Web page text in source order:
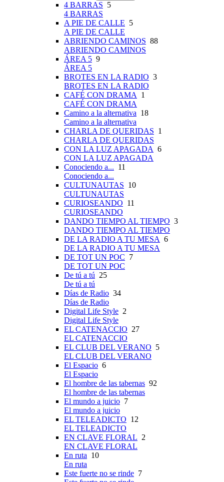
4 BARRAS 5
4 BARRAS
A PIE DE CALLE 5
A PIE DE CALLE
ABRIENDO CAMINOS 88
ABRIENDO CAMINOS
ÁREA 5 9
ÁREA 5
BROTES EN LA RADIO 3
BROTES EN LA RADIO
CAFÉ CON DRAMA
1
CAFÉ CON DRAMA
Camino a la alternativa 18
Camino a la alternativa
CHARLA DE QUERIDAS 1
CHARLA DE QUERIDAS
CON LA LUZ APAGADA 6
CON LA LUZ APAGADA
Conociendo a... 11
Conociendo a...
CULTUNAUTAS 10
CULTUNAUTAS
CURIOSEANDO 11
CURIOSEANDO
DANDO TIEMPO AL TIEMPO 3
DANDO TIEMPO AL TIEMPO
DE LA RADIO A TU MESA 6
DE LA RADIO A TU MESA
DE TOT UN POC 7
DE TOT UN POC
De tú a tú 25
De tú a tú
Días de Radio 34
Días de Radio
Digital Life Style 2
Digital Life Style
EL CATENACCIO 27
EL CATENACCIO
EL CLUB DEL VERANO 5
EL CLUB DEL VERANO
El Espacio 6
El Espacio
El hombre de las tabernas 92
El hombre de las tabernas
El mundo a juicio 7
El mundo a juicio
EL TELEADICTO 12
EL TELEADICTO
EN CLAVE FLORAL 2
EN CLAVE FLORAL
En ruta 10
En ruta
Este fuerte no se rinde 7